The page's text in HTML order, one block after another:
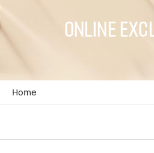
Online
Home